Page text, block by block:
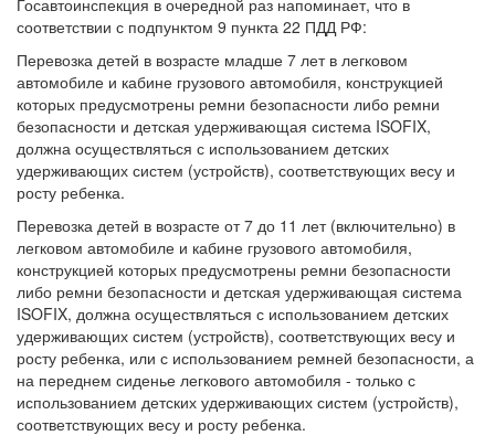
Госавтоинспекция в очередной раз напоминает, что в
соответствии с подпунктом 9 пункта 22 ПДД РФ:
Перевозка детей в возрасте младше 7 лет в легковом
автомобиле и кабине грузового автомобиля, конструкцией
которых предусмотрены ремни безопасности либо ремни
безопасности и детская удерживающая система ISOFIX,
должна осуществляться с использованием детских
удерживающих систем (устройств), соответствующих весу и
росту ребенка.
Перевозка детей в возрасте от 7 до 11 лет (включительно) в
легковом автомобиле и кабине грузового автомобиля,
конструкцией которых предусмотрены ремни безопасности
либо ремни безопасности и детская удерживающая система
ISOFIX, должна осуществляться с использованием детских
удерживающих систем (устройств), соответствующих весу и
росту ребенка, или с использованием ремней безопасности, а
на переднем сиденье легкового автомобиля - только с
использованием детских удерживающих систем (устройств),
соответствующих весу и росту ребенка.